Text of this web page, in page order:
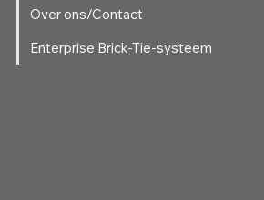
Over ons/Contact
Enterprise Brick-Tie-systeem